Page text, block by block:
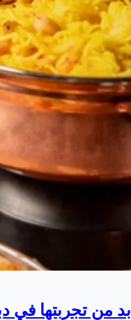
من تجربتها في